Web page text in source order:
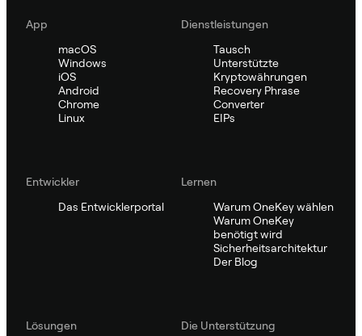
App
macOS
Windows
iOS
Android
Chrome
Linux
Dienstleistungen
Tausch
Unterstützte
Kryptowährungen
Recovery Phrase
Converter
EIPs
Entwickler
Das Entwicklerportal
Lernen
Warum OneKey wählen
Warum OneKey
benötigt wird
Sicherheitsarchitektur
Der Blog
Lösungen Die Unterstützung